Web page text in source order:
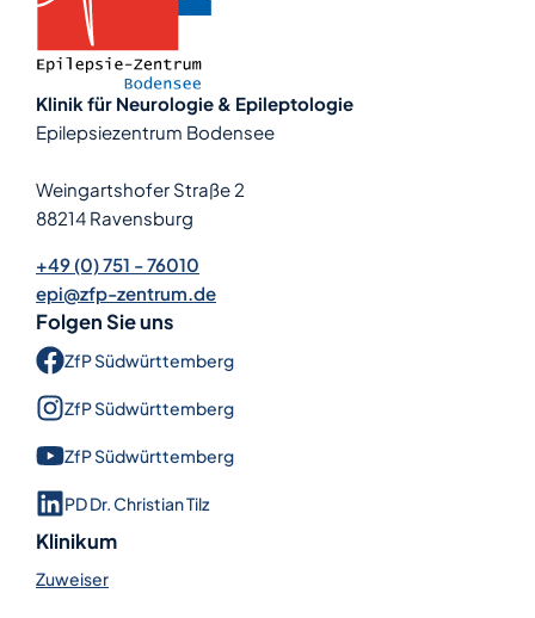
Klinik für Neurologie & Epileptologie
Epilepsiezentrum Bodensee
Weingartshofer Straße 2
88214 Ravensburg
+49 (0) 751 - 76010
epi@zfp-zentrum.de
Folgen Sie uns
ZfP Süd­württem­berg
ZfP Süd­württem­berg
ZfP Süd­württem­berg
PD Dr. Christian Tilz
Klinikum
Zuweiser